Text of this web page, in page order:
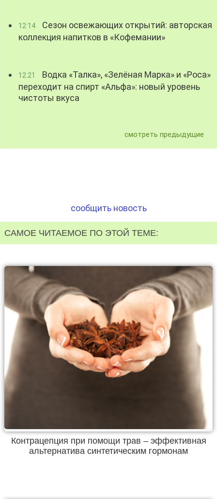
12:14
Сезон освежающих открытий: авторская
коллекция напитков в «Кофемании»
12:21
Водка «Талка», «Зелёная Марка» и «Роса»
переходит на спирт «Альфа»: новый уровень
чистоты вкуса
смотреть предыдущие
сообщить новость
САМОЕ ЧИТАЕМОЕ ПО ЭТОЙ ТЕМЕ:
Контрацепция при помощи трав – эффективная
альтернатива синтетическим гормонам